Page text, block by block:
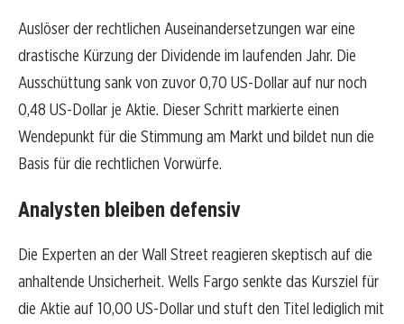
Auslöser der rechtlichen Auseinandersetzungen war eine
drastische Kürzung der Dividende im laufenden Jahr. Die
Ausschüttung sank von zuvor 0,70 US-Dollar auf nur noch
0,48 US-Dollar je Aktie. Dieser Schritt markierte einen
Wendepunkt für die Stimmung am Markt und bildet nun die
Basis für die rechtlichen Vorwürfe.
Analysten bleiben defensiv
Die Experten an der Wall Street reagieren skeptisch auf die
anhaltende Unsicherheit. Wells Fargo senkte das Kursziel für
die Aktie auf 10,00 US-Dollar und stuft den Titel lediglich mit